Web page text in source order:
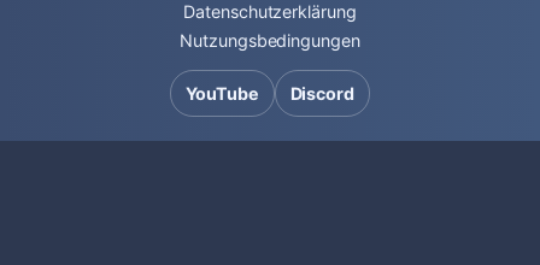
Datenschutzerklärung
Nutzungsbedingungen
YouTube Discord